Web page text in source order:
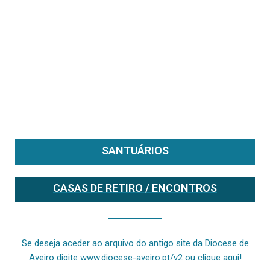
SANTUÁRIOS
CASAS DE RETIRO / ENCONTROS
Se deseja aceder ao arquivo do antigo site da Diocese de
Aveiro digite www.diocese-aveiro.pt/v2 ou clique aqui!